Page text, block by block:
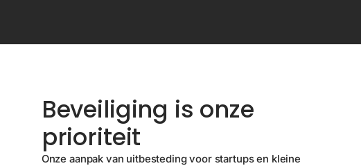
Beveiliging is onze
prioriteit
Onze aanpak van uitbesteding voor startups en kleine